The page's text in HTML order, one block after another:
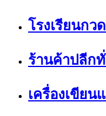
โรงเรียนกว
ร้านค้าปลีกทั่
เครื่องเขียน